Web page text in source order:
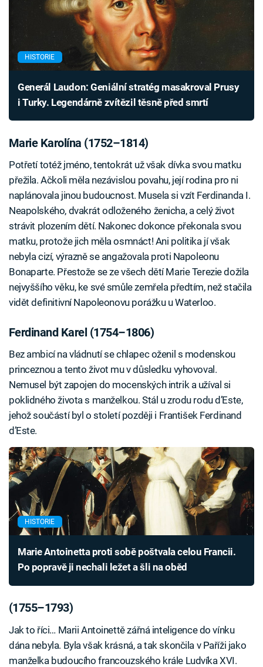
HISTORIE
Generál Laudon: Geniální stratég masakroval Prusy
i Turky. Legendárně zvítězil těsně před smrtí
Marie Karolína (1752–1814)
Potřetí totéž jméno, tentokrát už však dívka svou matku
přežila. Ačkoli měla nezávislou povahu, její rodina pro ni
naplánovala jinou budoucnost. Musela si vzít Ferdinanda I.
Neapolského, dvakrát odloženého ženicha, a celý život
strávit plozením dětí. Nakonec dokonce překonala svou
matku, protože jich měla osmnáct! Ani politika jí však
nebyla cizí, výrazně se angažovala proti Napoleonu
Bonaparte. Přestože se ze všech dětí Marie Terezie dožila
nejvyššího věku, ke své smůle zemřela předtím, než stačila
vidět definitivní Napoleonovu porážku u Waterloo.
Ferdinand Karel (1754–1806)
Bez ambicí na vládnutí se chlapec oženil s modenskou
princeznou a tento život mu v důsledku vyhovoval.
Nemusel být zapojen do mocenských intrik a užíval si
poklidného života s manželkou. Stál u zrodu rodu d’Este,
jehož součástí byl o století později i František Ferdinand
d’Este.
HISTORIE
Marie Antoinetta proti sobě poštvala celou Francii.
Po popravě ji nechali ležet a šli na oběd
(1755–1793)
Jak to říci… Marii Antoinettě zářná inteligence do vínku
dána nebyla. Byla však krásná, a tak skončila v Paříži jako
manželka budoucího francouzského krále Ludvíka XVI.